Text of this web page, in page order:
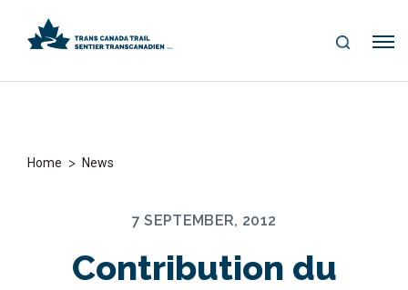
S
Me
Home > News
7 SEPTEMBER, 2012
Contribution du